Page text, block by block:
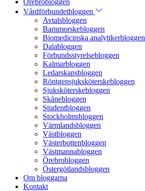
Örebrobloggen
Vårdförbundetbloggen
Avtalsbloggen
Barnmorskebloggen
Biomedicinska analytikerbloggen
Dalabloggen
Förbundsstyrelsebloggen
Kalmarbloggen
Ledarskapsbloggen
Röntgensjuksköterskebloggen
Sjuksköterskebloggen
Skånebloggen
Studentbloggen
Stockholmsbloggen
Värmlandsbloggen
Västbloggen
Västerbottenbloggen
Västmannabloggen
Örebrobloggen
Östergötlandsbloggen
Om bloggarna
Kontakt